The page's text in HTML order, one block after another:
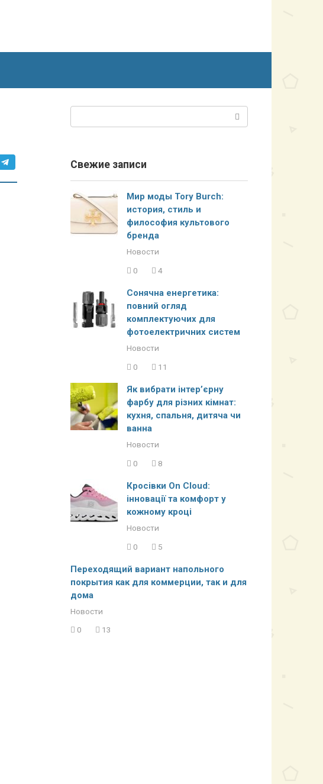
Свежие записи
Мир моды Tory Burch:
история, стиль и
философия культового
бренда
Новости
0
4
Сонячна енергетика:
повний огляд
комплектуючих для
фотоелектричних систем
Новости
0
11
Як вибрати інтер’єрну
фарбу для різних кімнат:
кухня, спальня, дитяча чи
ванна
Новости
0
8
Кросівки On Cloud:
інновації та комфорт у
кожному кроці
Новости
0
5
Переходящий вариант напольного
покрытия как для коммерции, так и для
дома
Новости
0
13